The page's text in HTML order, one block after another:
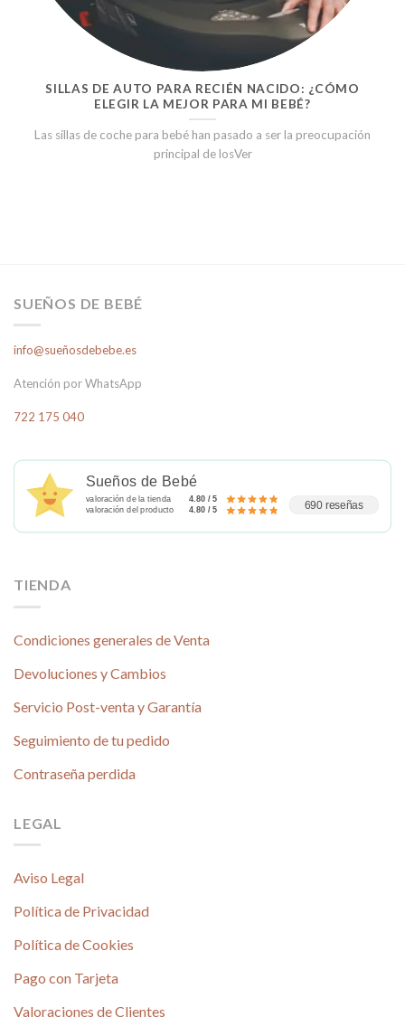
SILLAS DE AUTO PARA RECIÉN NACIDO: ¿CÓMO
ELEGIR LA MEJOR PARA MI BEBÉ?
Las sillas de coche para bebé han pasado a ser la preocupación
principal de losVer
SUEÑOS DE BEBÉ
info@sueñosdebebe.es
Atención por WhatsApp
722 175 040
Sueños de Bebé
valoración de la tienda
4.80 / 5
valoración del producto
4.80 / 5 690 reseñas
TIENDA
Condiciones generales de Venta
Devoluciones y Cambios
Servicio Post-venta y Garantía
Seguimiento de tu pedido
Contraseña perdida
LEGAL
Aviso Legal
Política de Privacidad
Política de Cookies
Pago con Tarjeta
Valoraciones de Clientes